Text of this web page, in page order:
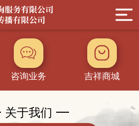
咨询业务 吉祥商城
关于我们